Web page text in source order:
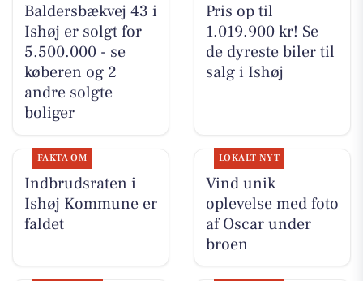
Baldersbækvej 43 i
Ishøj er solgt for
5.500.000 - se
køberen og 2
andre solgte
boliger
Pris op til
1.019.900 kr! Se
de dyreste biler til
salg i Ishøj
FAKTA OM
Indbrudsraten i
Ishøj Kommune er
faldet
LOKALT NYT
Vind unik
oplevelse med foto
af Oscar under
broen